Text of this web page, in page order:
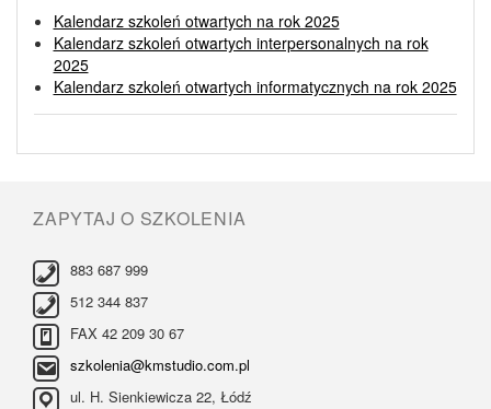
Kalendarz szkoleń otwartych na rok 2025
Kalendarz szkoleń otwartych interpersonalnych na rok
2025
Kalendarz szkoleń otwartych informatycznych na rok 2025
ZAPYTAJ O SZKOLENIA
883 687 999
512 344 837
FAX 42 209 30 67
szkolenia@kmstudio.com.pl
ul. H. Sienkiewicza 22, Łódź